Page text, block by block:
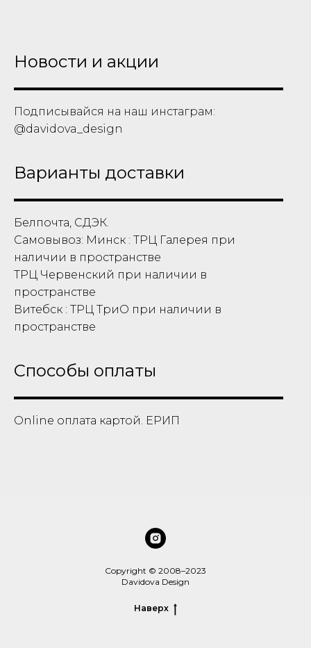
Новости и акции
Подписывайся на наш инстаграм:
@davidova_design
Варианты доставки
Белпочта, СДЭК.
Самовывоз: Минск : ТРЦ Галерея при
наличии в пространстве
ТРЦ Червенский при наличии в
пространстве
Витебск : ТРЦ ТриО при наличии в
пространстве
Способы оплаты
Online оплата картой. ЕРИП
Copyright © 2008–2023
Davidova Design
Наверх